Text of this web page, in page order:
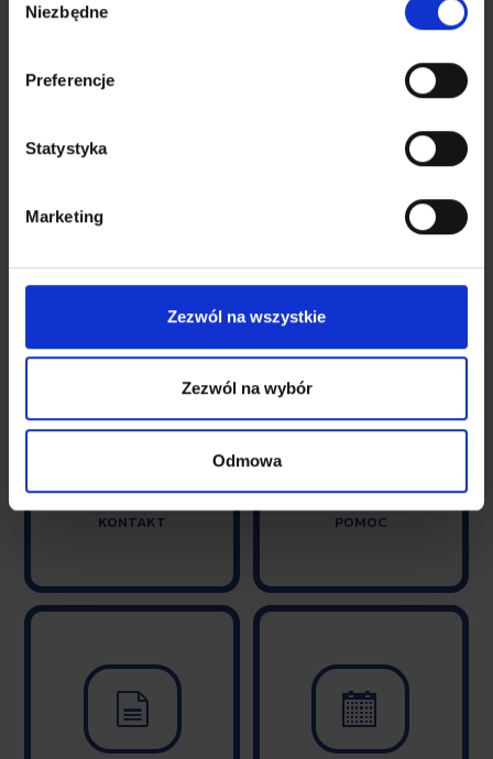
zgody
Niezbędne
Preferencje
Statystyka
Marketing
Zezwól na wszystkie
Zezwól na wybór
Odmowa
Dodatkowo, Telewizja Kablowa Toruń Młodzieżowej Spółdzielni
przypomina, że od 01.07.2022 r. bezpłatny dostęp do służb

KONTAKT

POMOC
 